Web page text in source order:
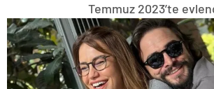
Temmuz 2023’te